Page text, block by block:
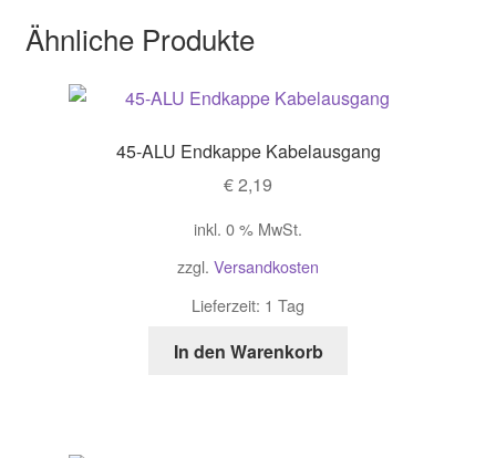
Ähnliche Produkte
45-ALU Endkappe Kabelausgang
€2,19
inkl. 0 % MwSt.
zzgl. Versandkosten
Lieferzeit: 1 Tag
In den Warenkorb